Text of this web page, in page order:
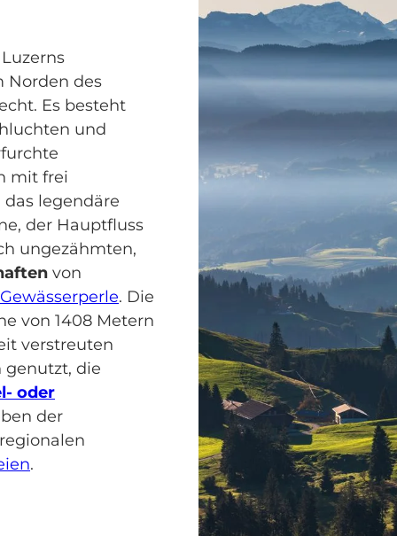
Norden des
Es besteht
und
mit frei
legendäre
der Hauptfluss
ungezähmten,
von
Gewässerperle. Die
von 1408 Metern
verstreuten
die
oder
der
.